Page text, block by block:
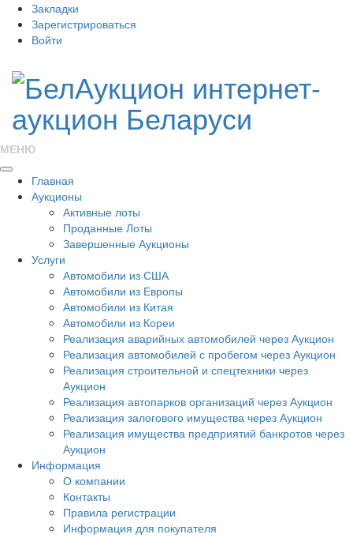
Закладки
Зарегистрироваться
Войти
МЕНЮ
Главная
Аукционы
Активные лоты
Проданные Лоты
Завершенные Аукционы
Услуги
Автомобили из США
Автомобили из Европы
Автомобили из Китая
Автомобили из Кореи
Реализация аварийных автомобилей через Аукцион
Реализация автомобилей с пробегом через Аукцион
Реализация строительной и спецтехники через
Аукцион
Реализация автопарков организаций через Аукцион
Реализация залогового имущества через Аукцион
Реализация имущества предприятий банкротов через
Аукцион
Информация
О компании
Контакты
Правила регистрации
Информация для покупателя